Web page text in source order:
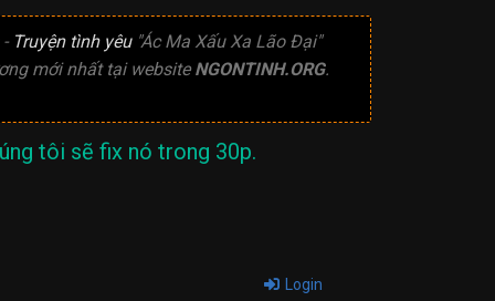
Truyện tình yêu"Ác Ma Xấu Xa Lão Đại"
mới nhất tại website NGONTINH.ORG.
tôi sẽ fix nó trong 30p.
Login